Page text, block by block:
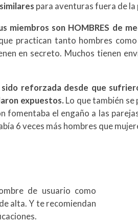
para aventuras fuera de
miembros son HOMBRES de
practican tanto hombres
en secreto. Muchos tienen
sido reforzada desde que
expuestos. Lo que también se
fomentaba el engaño a las
6 veces más hombres que
de usuario como
alta. Y te recomiendan